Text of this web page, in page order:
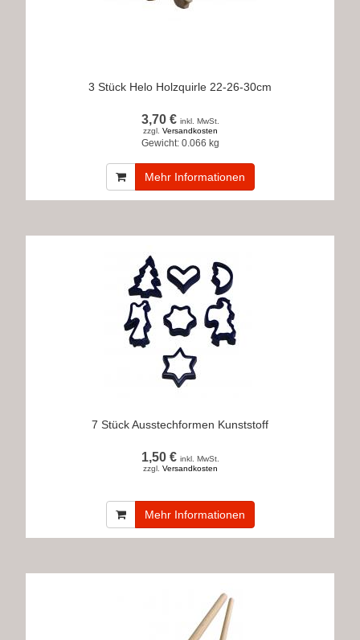
3 Stück Helo Holzquirle 22-26-30cm
3,70 € inkl. MwSt.
zzgl. Versandkosten
Gewicht: 0.066 kg
Mehr Informationen
7 Stück Ausstechformen Kunststoff
1,50 € inkl. MwSt.
zzgl. Versandkosten
Mehr Informationen